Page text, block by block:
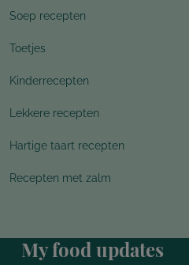
Soep recepten
Toetjes
Kinderrecepten
Lekkere recepten
Hartige taart recepten
Recepten met zalm
My food updates